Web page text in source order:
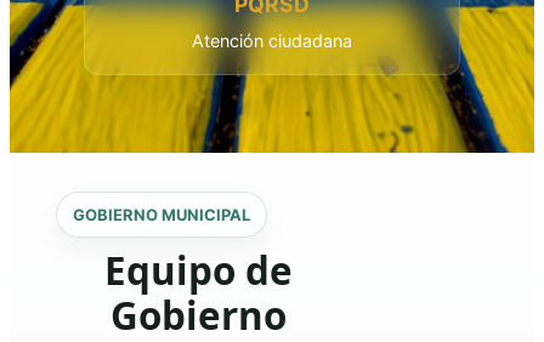
Atención ciudadana
GOBIERNO MUNICIPAL
Equipo de
Gobierno